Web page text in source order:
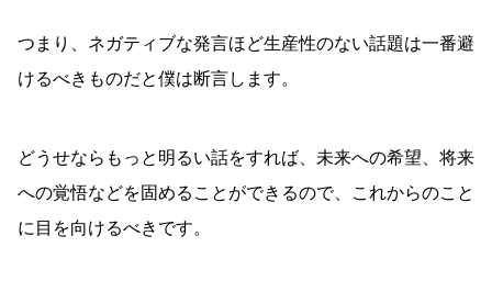
つまり、ネガティブな発言ほど生産性のない話題は一番避
けるべきものだと僕は断言します。
どうせならもっと明るい話をすれば、未来への希望、将来
への覚悟などを固めることができるので、これからのこと
に目を向けるべきです。